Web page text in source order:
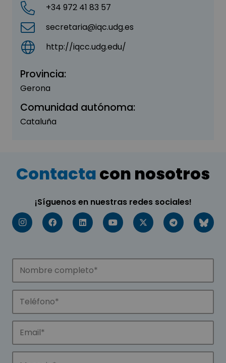
+34 972 41 83 57
secretaria@iqc.udg.es
http://iqcc.udg.edu/
Provincia:
Gerona
Comunidad autónoma:
Cataluña
Contactacon nosotros
¡Síguenos en nuestras redes sociales!